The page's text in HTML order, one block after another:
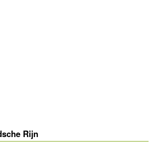
Rijn